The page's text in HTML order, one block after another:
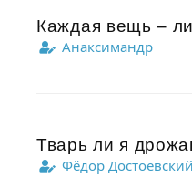
Каждая вещь –
Анаксимандр
Тварь ли я
Фёдор Достоевский